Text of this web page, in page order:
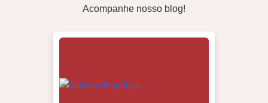
Acompanhe nosso blog!